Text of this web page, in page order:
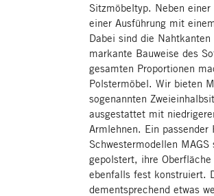
Sitzmöbeltyp. Neben
einer Ausführung mit
Dabei sind die
markante Bauweise des
gesamten Proportionen
Polstermöbel. Wir bieten
sogenannten
ausgestattet mit
Armlehnen. Ein
Schwestermodellen
gepolstert, ihre
ebenfalls fest konstruiert.
dementsprechend etwas